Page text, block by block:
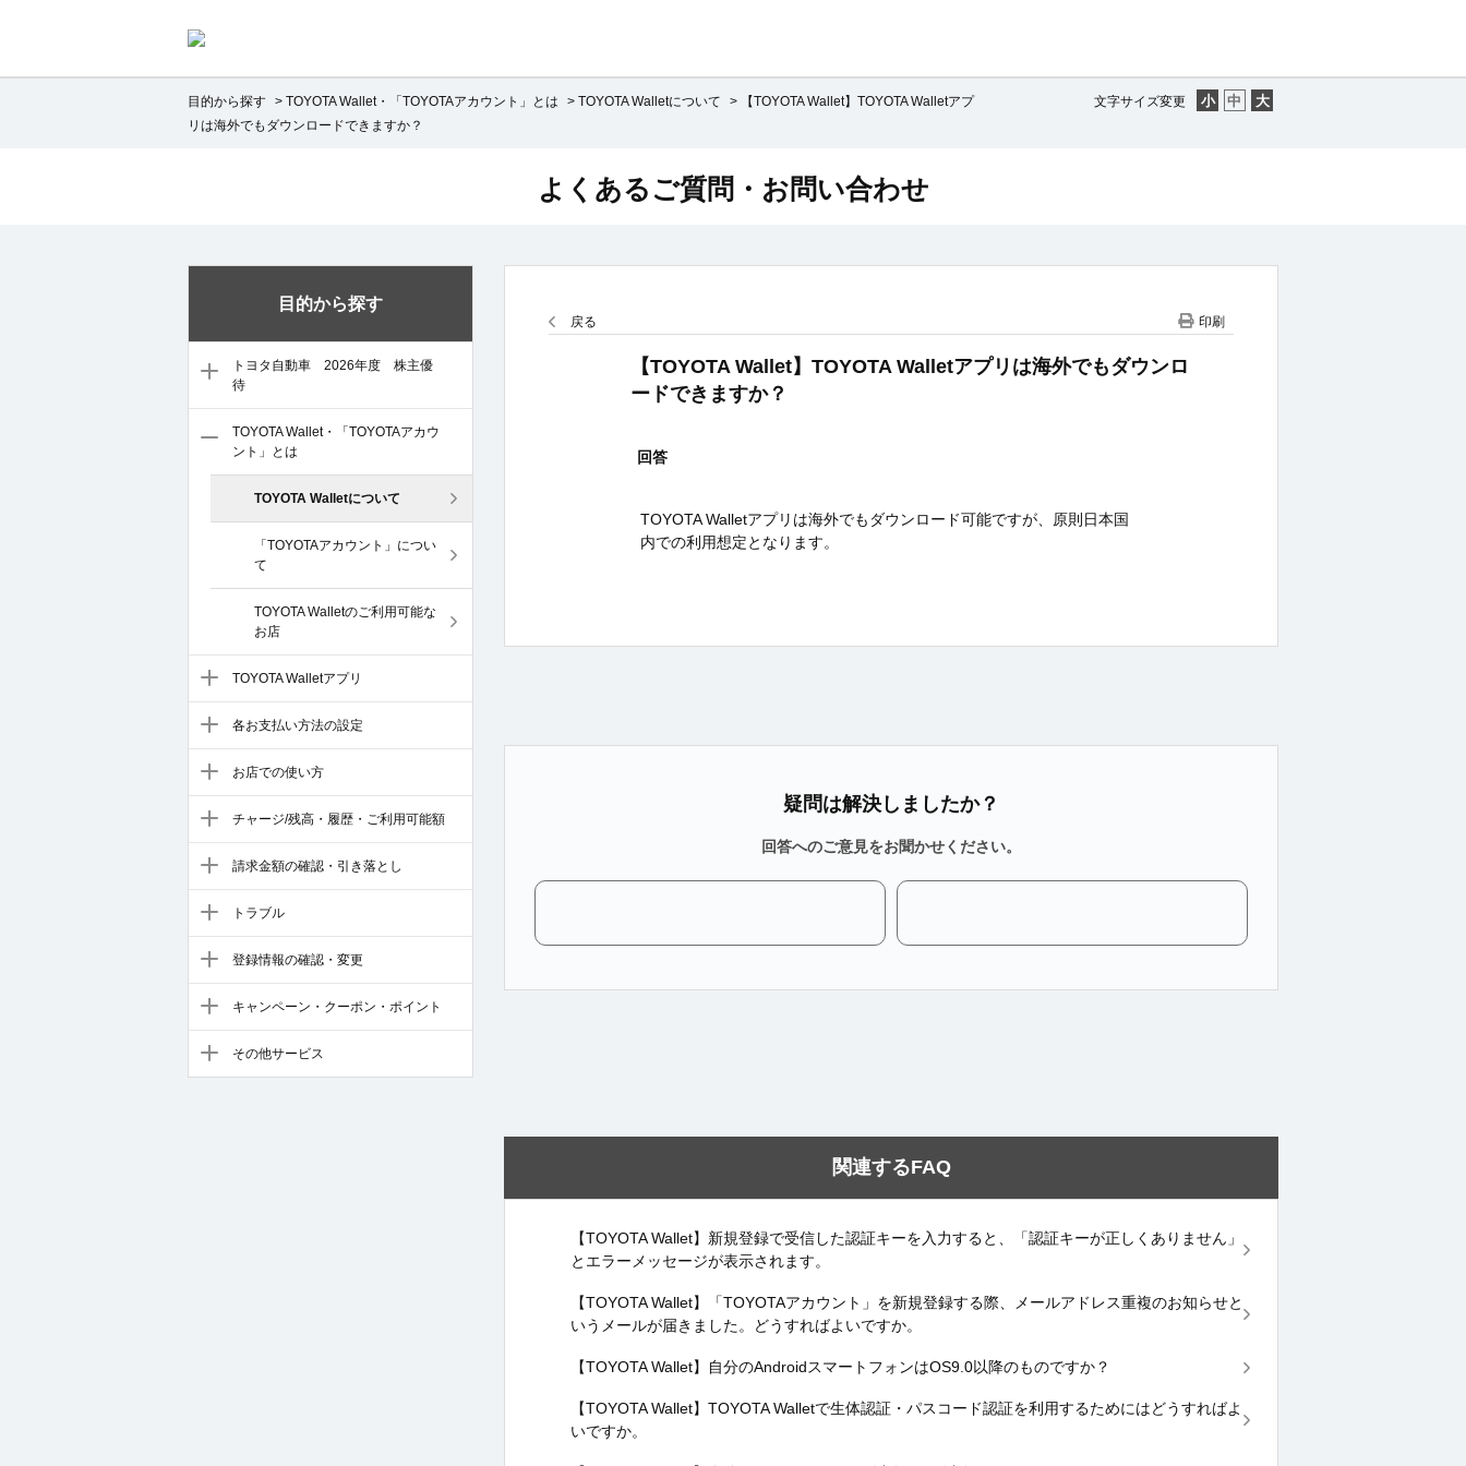
文字サイズ変更
目的から探す > TOYOTA Wallet・「TOYOTAアカウント」とは > TOYOTA Walletについて >
【TOYOTA Wallet】TOYOTA Walletアプ
リは海外でもダウンロードできますか？
目的から探す
トヨタ自動車 2026年度 株主優
待
TOYOTA Wallet・「TOYOTAアカウ
ント」とは
TOYOTA Walletについて
「TOYOTAアカウント」につい
て
TOYOTA Walletのご利用可能な
お店
TOYOTA Walletアプリ
各お支払い方法の設定
お店での使い方
チャージ/残高・履歴・ご利用可能額
請求金額の確認・引き落とし
トラブル
登録情報の確認・変更
キャンペーン・クーポン・ポイント
その他サービス
よくあるご質問・お問い合わせ
戻る 印刷
【TOYOTA Wallet】TOYOTA Walletアプリは海外でもダウンロ
ードできますか？
回答
TOYOTA Walletアプリは海外でもダウンロード可能ですが、原則日本国
内での利用想定となります。
疑問は解決しましたか？
回答へのご意見をお聞かせください。
関連するFAQ
【TOYOTA Wallet】新規登録で受信した認証キーを入力すると、「認証キーが正しくありません」
とエラーメッセージが表示されます。
【TOYOTA Wallet】「TOYOTAアカウント」を新規登録する際、メールアドレス重複のお知らせと
いうメールが届きました。どうすればよいですか。
【TOYOTA Wallet】自分のAndroidスマートフォンはOS9.0以降のものですか？
【TOYOTA Wallet】TOYOTA Walletで生体認証・パスコード認証を利用するためにはどうすればよ
いですか。